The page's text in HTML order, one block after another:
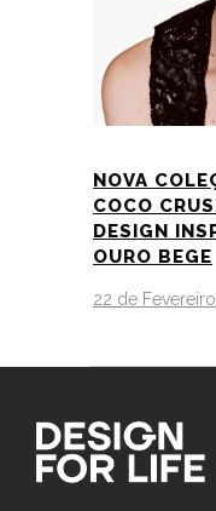
NOVA
COCO
DESIGN
OURO BEGE
22 de